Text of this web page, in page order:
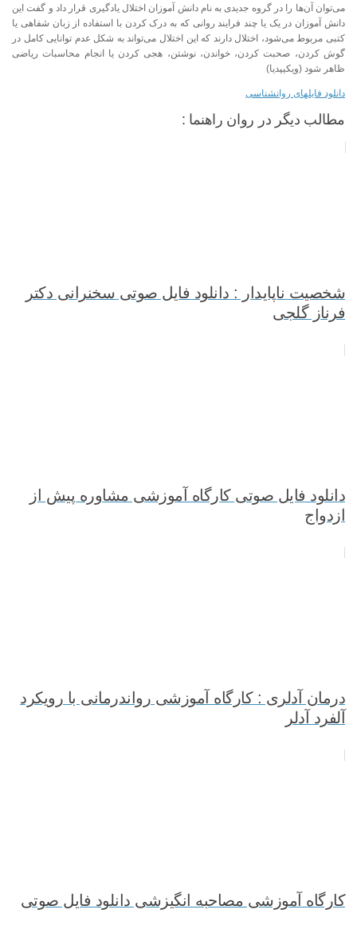
می‌توان آن‌ها را در گروه جدیدی به نام دانش آموزان اختلال یادگیری قرار داد و گفت این
دانش آموزان در یک یا چند فرایند روانی که به درک کردن با استفاده از زبان شفاهی یا
کتبی مربوط می‌شود، اختلال دارند که این اختلال می‌تواند به شکل عدم توانایی کامل در
گوش کردن، صحبت کردن، خواندن، نوشتن، هجی کردن یا انجام محاسبات ریاضی
ظاهر شود (ویکیپدیا)
دانلود فایلهای روانشناسی
مطالب دیگر در روان راهنما :
شخصیت ناپایدار : دانلود فایل صوتی سخنرانی دکتر
فرناز گلجی
دانلود فایل صوتی کارگاه آموزشی مشاوره پیش از
ازدواج
درمان آدلری : کارگاه آموزشی رواندرمانی با رویکرد
آلفرد آدلر
کارگاه آموزشی مصاحبه انگیزشی دانلود فایل صوتی